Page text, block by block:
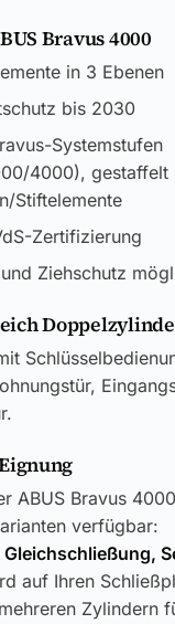
Bravus 4000
in 3 Ebenen
bis 2030
Systemstufen
4000), gestaffelt
Stiftelemente
Zertifizierung
Ziehschutz
ABUS Bravus
verfügbar:
auf Ihren
Zylindern